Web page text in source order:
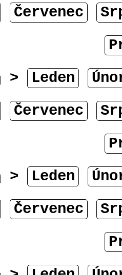
Červenec
> Leden
Červenec
> Leden
Červenec